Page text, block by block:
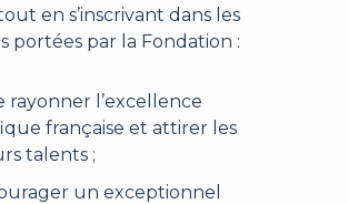
en s’inscrivant dans les
portées par la Fondation :
rayonner l’excellence
française et attirer les
talents ;
un exceptionnel